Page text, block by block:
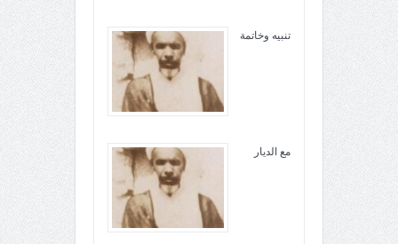
تنبيه وخاتمة
مع الديار